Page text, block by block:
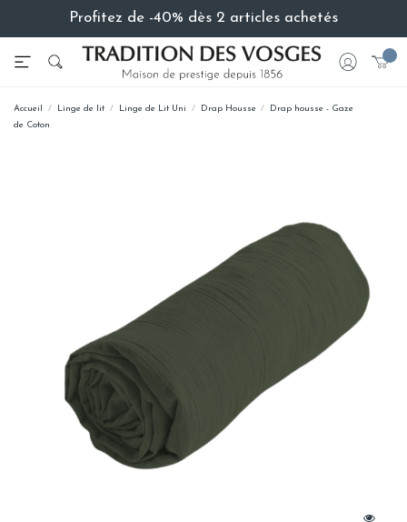
Profitez de -40% dès 2 articles achetés
Accueil Linge de lit Linge de Lit Uni Drap Housse
Drap housse - Gaze
de Coton